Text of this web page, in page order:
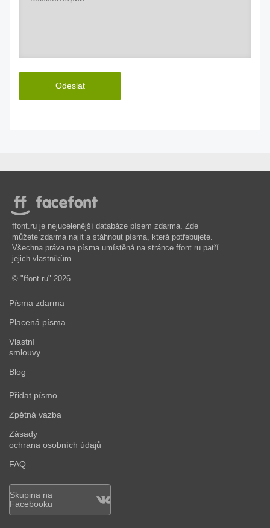
Odeslat
ffont.ru je nejucelenější databáze písem zdarma. Zde
můžete zdarma najít a stáhnout písma, která potřebujete.
Všechna práva na písma umístěná na stránce ffont.ru patří
jejich vlastníkům..
© "ffont.ru" 2026
Písma zdarma
Placená písma
Vlastní
smlouvy
Blog
Přidat písmo
Zpětná vazba
Zásady
ochrana osobních údajů
FAQ
Skupina na
Facebooku